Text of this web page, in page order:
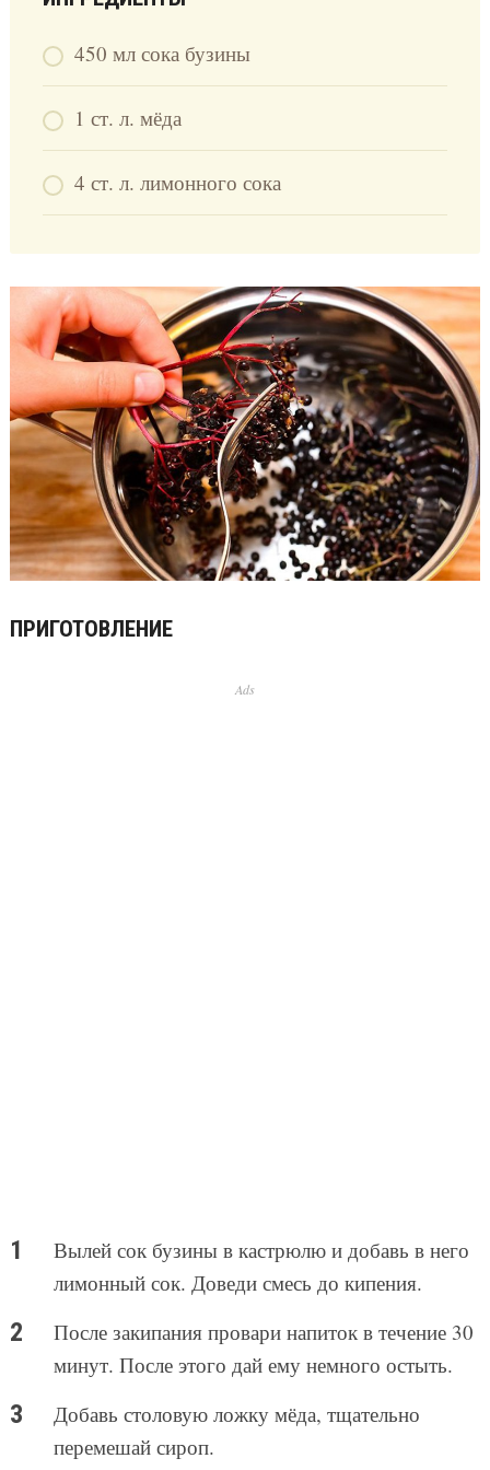
450 мл сока бузины
1 ст. л. мёда
4 ст. л. лимонного сока
ПРИГОТОВЛЕНИЕ
Ads
Вылей сок бузины в кастрюлю и добавь в него
лимонный сок. Доведи смесь до кипения.
После закипания провари напиток в течение 30
минут. После этого дай ему немного остыть.
Добавь столовую ложку мёда, тщательно
перемешай сироп.